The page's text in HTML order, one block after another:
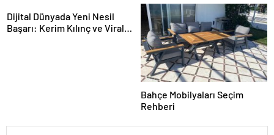
Yazılımı
Dijital Dünyada Yeni Nesil
Başarı: Kerim Kılınç ve Viral
Bahçe Mobilyaları Seçim
Rehberi